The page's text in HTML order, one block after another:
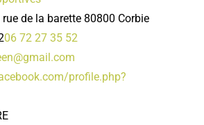
de la barette 80800 Corbie
06 72 27 35 52
profile.php?